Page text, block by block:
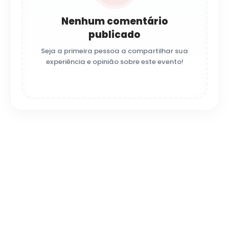
Nenhum comentário
publicado
Seja a primeira pessoa a compartilhar sua
experiência e opinião sobre este evento!